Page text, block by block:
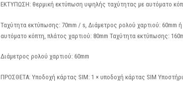
ΕΚΤΥΠΩΣΗ: θερμική εκτύπωση υψηλής ταχύτητας με αυτόματο
Ταχύτητα εκτύπωσης: 70mm / s, Διάμετρος ρολού χαρτιού:
αυτόματο κόπτη, πλάτος χαρτιού: 80mm Ταχύτητα εκτύπωσης:
Διάμετρος ρολού χαρτιού: 60mm
ΠΡΟΣΘΕΤΑ: Υποδοχή κάρτας SIM: 1 × υποδοχή κάρτας SIM